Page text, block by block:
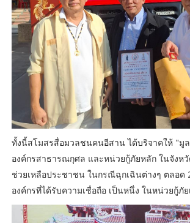
ทั้งนี้สโมสรสื่อมวลชนคนอีสาน ได้บริจาคให้ "มู
องค์กรสาธารณกุศล และหน่วยกู้ภัยหลัก ในจังห
ช่วยเหลือประชาชน ในกรณีฉุกเฉินต่างๆ ตลอด
องค์กรที่ได้รับความเชื่อถือ เป็นหนึ่ง ในหน่วยกู้ภัย